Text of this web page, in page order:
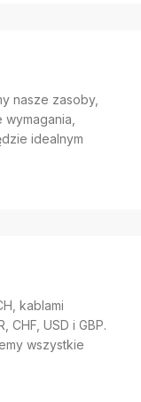
nasze zasoby,
idealnym
kablami
CHF, USD i GBP.
wszystkie